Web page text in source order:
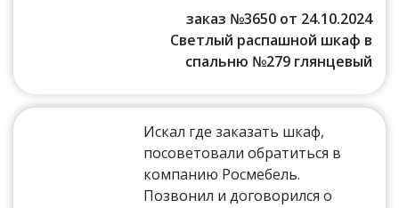
заказ №3650 от 24.10.2024
Светлый распашной шкаф в
спальню №279 глянцевый
Искал где заказать шкаф,
посоветовали обратиться в
компанию Росмебель.
Позвонил и договорился о